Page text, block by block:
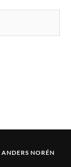
ANDERS NORÉN